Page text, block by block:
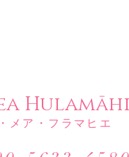
メア・フラマヒエ